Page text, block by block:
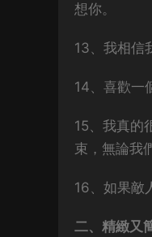
想你。
13、我相信
14、喜歡一
15、我真的
束，無論我
16、如果敵
二、精緻又